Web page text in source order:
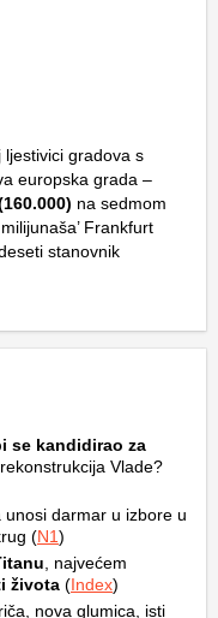
gradova s
europska grada –
na sedmom
Frankfurt
stanovnik
se kandidirao za
rekonstrukcija Vlade?
darmar u izbore u
(N1)
, najvećem
života (Index)
nova glumica, isti